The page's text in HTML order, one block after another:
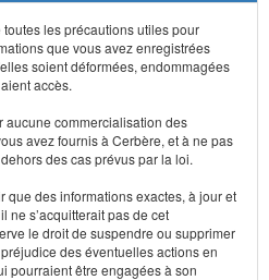
les précautions utiles pour
que vous avez enregistrées
soient déformées, endommagées
accès.
aucune commercialisation des
avez fournis à Cerbère, et à ne pas
des cas prévus par la loi.
que des informations exactes, à jour et
ne s’acquitterait pas de cet
le droit de suspendre ou supprimer
des éventuelles actions en
pourraient être engagées à son